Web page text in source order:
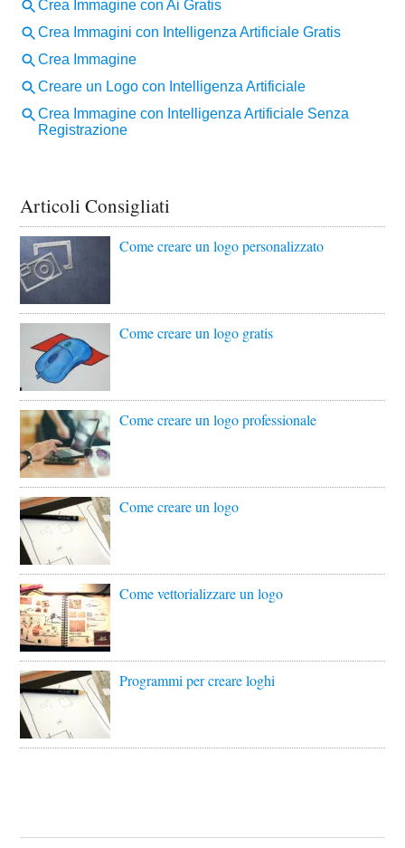
Articoli Consigliati
Come creare un logo personalizzato
Come creare un logo gratis
Come creare un logo professionale
Come creare un logo
Come vettorializzare un logo
Programmi per creare loghi